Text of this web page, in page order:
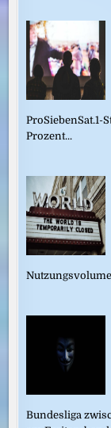
ProSiebenSat.1-
Prozent...
Bundesliga